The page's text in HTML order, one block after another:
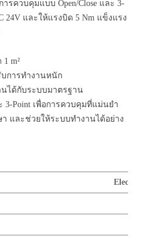
รควบคุมแบบ Open/Close และ 3-
24V และให้แรงบิด 5 Nm แข็งแรง
m²
บการทำงานหนัก
นได้กับระบบมาตรฐาน
3-Point เพื่อการควบคุมที่แม่นยำ
และช่วยให้ระบบทำงานได้อย่าง